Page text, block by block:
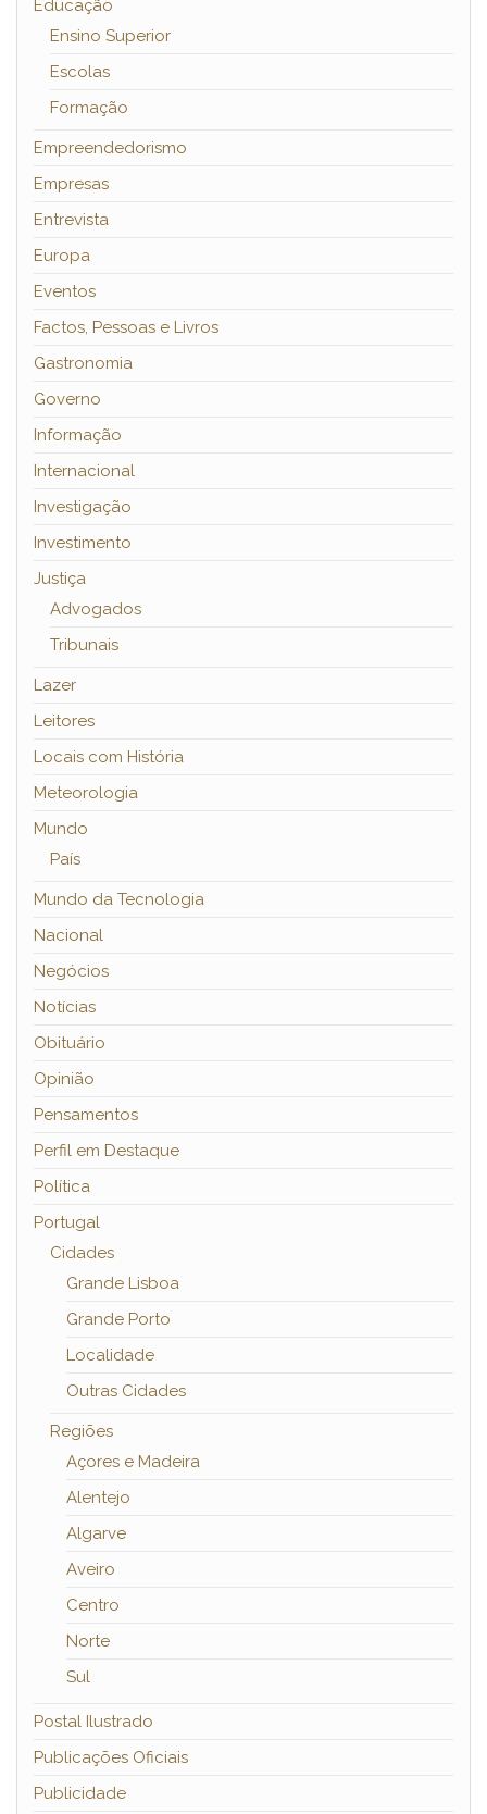
Educação
Ensino Superior
Escolas
Formação
Empreendedorismo
Empresas
Entrevista
Europa
Eventos
Factos, Pessoas e Livros
Gastronomia
Governo
Informação
Internacional
Investigação
Investimento
Justiça
Advogados
Tribunais
Lazer
Leitores
Locais com História
Meteorologia
Mundo
País
Mundo da Tecnologia
Nacional
Negócios
Notícias
Obituário
Opinião
Pensamentos
Perfil em Destaque
Política
Portugal
Cidades
Grande Lisboa
Grande Porto
Localidade
Outras Cidades
Regiões
Açores e Madeira
Alentejo
Algarve
Aveiro
Centro
Norte
Sul
Postal Ilustrado
Publicações Oficiais
Publicidade